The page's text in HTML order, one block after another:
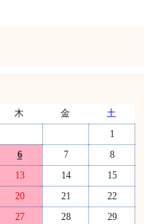
木 金
土
1
6 7
8
13 14
15
20 21
22
27 28
29